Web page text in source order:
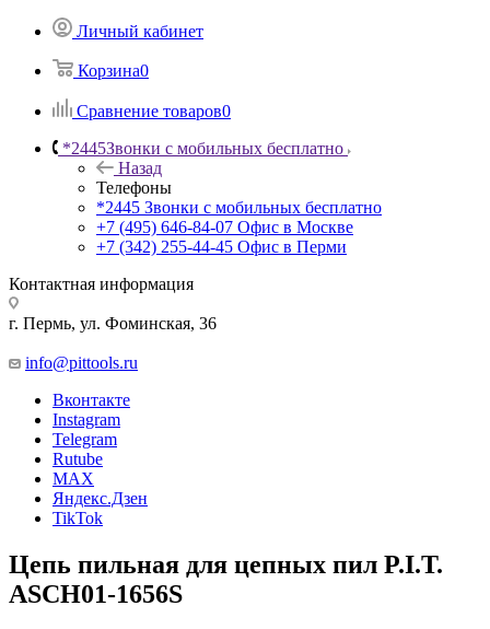
Личный кабинет
Корзина0
Сравнение товаров0
*2445Звонки с мобильных бесплатно
Назад
Телефоны
*2445 Звонки с мобильных бесплатно
+7 (495) 646-84-07 Офис в Москве
+7 (342) 255-44-45 Офис в Перми
Контактная информация
г. Пермь, ул. Фоминская, 36
info@pittools.ru
Вконтакте
Instagram
Telegram
Rutube
MAX
Яндекс.Дзен
TikTok
Цепь пильная для цепных пил P.I.T.
ASCH01-1656S